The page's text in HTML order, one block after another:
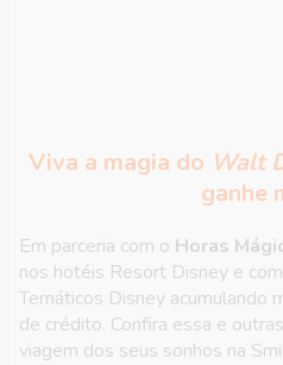
Viva a magia do Walt
ganhe
Em parceria com o Horas
nos hotéis Resort Disney e
Temáticos Disney acumulando
de crédito. Confira essa e
viagem dos seus sonhos na